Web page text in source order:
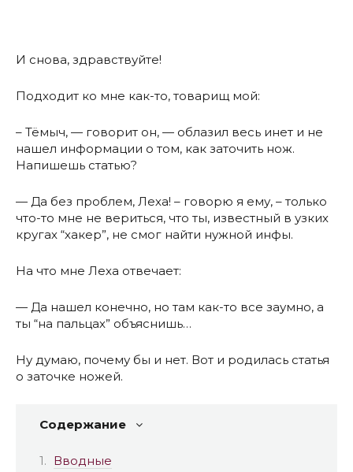
И снова, здравствуйте!
Подходит ко мне как-то, товарищ мой:
– Тёмыч, — говорит он, — облазил весь инет и не
нашел информации о том, как заточить нож.
Напишешь статью?
— Да без проблем, Леха! – говорю я ему, – только
что-то мне не вериться, что ты, известный в узких
кругах “хакер”, не смог найти нужной инфы.
На что мне Леха отвечает:
— Да нашел конечно, но там как-то все заумно, а
ты “на пальцах” объяснишь…
Ну думаю, почему бы и нет. Вот и родилась статья
о заточке ножей.
Содержание
Вводные